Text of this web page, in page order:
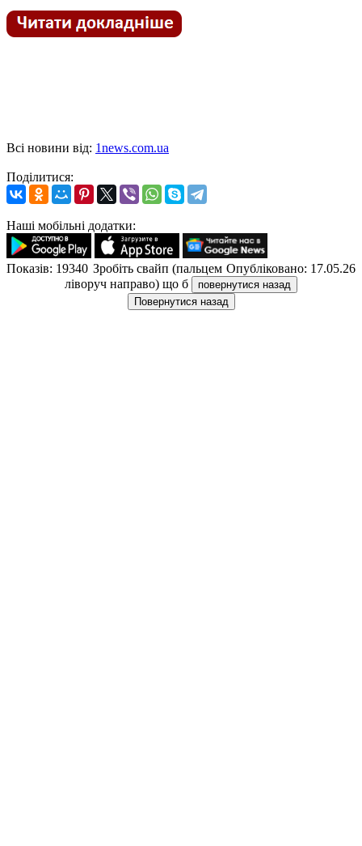
Всі новини від: 1news.com.ua
Поділитися:
Наші мобільні додатки:
Показів: 19340 Опубліковано: 17.05.26
Зробіть свайп (пальцем
ліворуч направо) що б
повернутися назад
Повернутися назад